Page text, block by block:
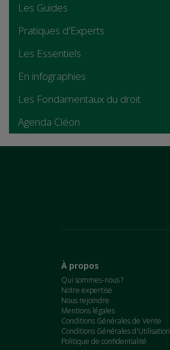
Les Guides
Pratiques d'Experts
Les Essentiels
En infographies
Les Fondamentaux du droit
Agenda Cléon
À propos
Qui sommes-nous ?
Notre expertise
Nous rejoindre
Mentions légales
Conditions Générales de Vente
Conditions Générales d'Utilisation
Politique de confidentialité